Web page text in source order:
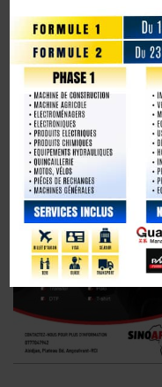
La Chine fête les 80 ans